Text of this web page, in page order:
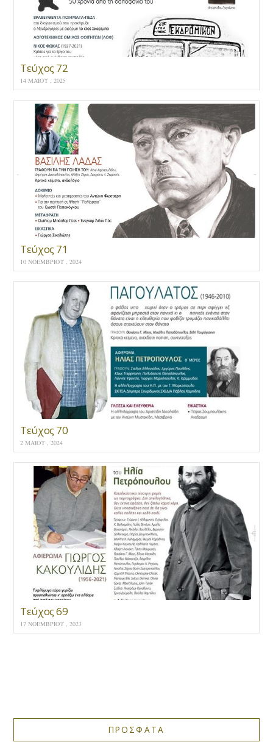
Τεύχος 72
14 ΜΑΪ́ΟΥ , 2025
Τεύχος 71
10 ΝΟΕΜΒΡΊΟΥ , 2024
Τεύχος 70
2 ΜΑΪ́ΟΥ , 2024
Τεύχος 69
17 ΝΟΕΜΒΡΊΟΥ , 2023
ΠΡΟΣΦΑΤΑ